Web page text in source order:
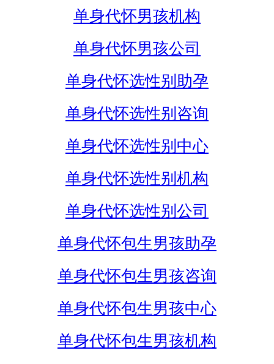
单身代怀男孩机构
单身代怀男孩公司
单身代怀选性别助孕
单身代怀选性别咨询
单身代怀选性别中心
单身代怀选性别机构
单身代怀选性别公司
单身代怀包生男孩助孕
单身代怀包生男孩咨询
单身代怀包生男孩中心
单身代怀包生男孩机构